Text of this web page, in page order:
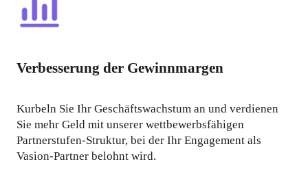
Verbesserung der Gewinnmargen
Kurbeln Sie Ihr Geschäftswachstum an und verdienen
Sie mehr Geld mit unserer wettbewerbsfähigen
Partnerstufen-Struktur, bei der Ihr Engagement als
Vasion-Partner belohnt wird.